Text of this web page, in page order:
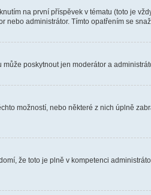
na první příspěvek v tématu (toto je
administrátor. Tímto opatřením se
poskytnout jen moderátor a
možností, nebo některé z nich úplně
že toto je plně v kompetenci